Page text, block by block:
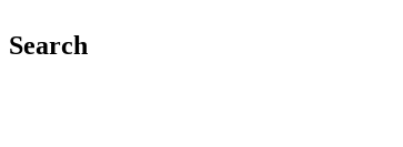
Search